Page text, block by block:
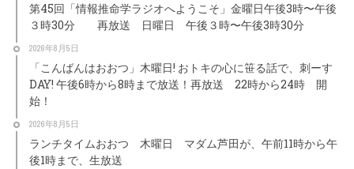
第45回「情報推命学ラジオへようこそ」金曜日午後3時〜午後
３時30分 再放送 日曜日 午後３時〜午後3時30分
2026年8月5日
「こんばんはおおつ」木曜日! おトキの心に笹る話で、刺ーす
DAY! 午後6時から8時まで放送！再放送 22時から24時 開
始！
2026年8月5日
ランチタイムおおつ 木曜日 マダム芦田が、午前11時から午
後1時まで、生放送